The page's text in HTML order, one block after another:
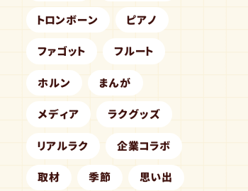
トロンボーン ピアノ
ファゴット フルート
ホルン まんが
メディア ラクグッズ
リアルラク 企業コラボ
取材 季節 思い出